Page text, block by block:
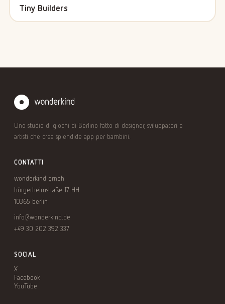
Tiny Builders
Uno studio di giochi di Berlino fatto di designer, sviluppatori e
artisti che crea splendide app per bambini.
CONTATTI
wonderkind gmbh
bürgerheimstraße 17 HH
10365 berlin
info@wonderkind.de
+49 30 202 392 337
SOCIAL
X
Facebook
YouTube